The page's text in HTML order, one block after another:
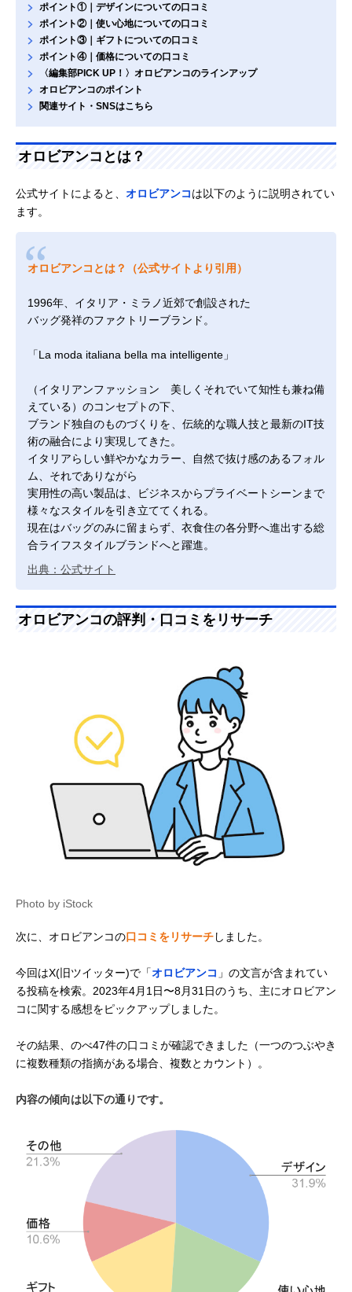
ポイント①｜デザインについての口コミ
ポイント②｜使い心地についての口コミ
ポイント③｜ギフトについての口コミ
ポイント④｜価格についての口コミ
〈編集部PICK UP！〉オロビアンコのラインアップ
オロビアンコのポイント
関連サイト・SNSはこちら
オロビアンコとは？
公式サイトによると、 オロビアンコは以下のように説明されてい
ます。
オロビアンコとは？（公式サイトより引用）
1996年、イタリア・ミラノ近郊で創設された
バッグ発祥のファクトリーブランド。
「La moda italiana bella ma intelligente」
（イタリアンファッション 美しくそれでいて知性も兼ね備
えている）のコンセプトの下、
ブランド独自のものづくりを、伝統的な職人技と最新のIT技
術の融合により実現してきた。
イタリアらしい鮮やかなカラー、自然で抜け感のあるフォル
ム、それでありながら
実用性の高い製品は、ビジネスからプライベートシーンまで
様々なスタイルを引き立ててくれる。
現在はバッグのみに留まらず、衣食住の各分野へ進出する総
合ライフスタイルブランドへと躍進。
出典：公式サイト
オロビアンコの評判・口コミをリサーチ
Photo by iStock
次に、オロビアンコの口コミをリサーチしました。
今回はX(旧ツイッター)で「オロビアンコ 」の文言が含まれてい
る投稿を検索。2023年4月1日〜8月31日のうち、主にオロビアン
コに関する感想をピックアップしました。
その結果、のべ47件の口コミが確認できました（一つのつぶやき
に複数種類の指摘がある場合、複数とカウント）。
内容の傾向は以下の通りです。